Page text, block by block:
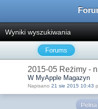
Wyniki wyszukiwania
Forums
2015-05 Reżimy -
W MyApple Magazyn
Napisano 21 sie 2015 10:43